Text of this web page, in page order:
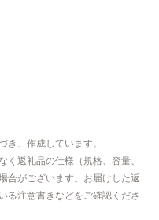
き、作成しています。
く返礼品の仕様（規格、容量、
合がございます。お届けした返
る注意書きなどをご確認くださ